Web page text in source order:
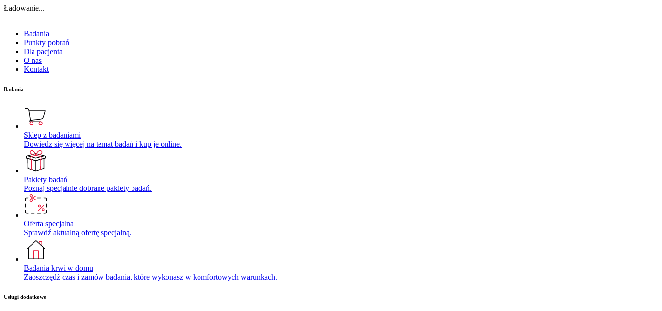
Ładowanie...
Badania
Punkty pobrań
Dla pacjenta
O nas
Kontakt
Badania
Sklep z badaniami
Dowiedz się więcej na temat badań i kup je online.
Pakiety badań
Poznaj specjalnie dobrane pakiety badań.
Oferta specjalna
Sprawdź aktualną ofertę specjalną.
Badania krwi w domu
Zaoszczędź czas i zamów badania, które wykonasz w komfortowych warunkach.
Usługi dodatkowe